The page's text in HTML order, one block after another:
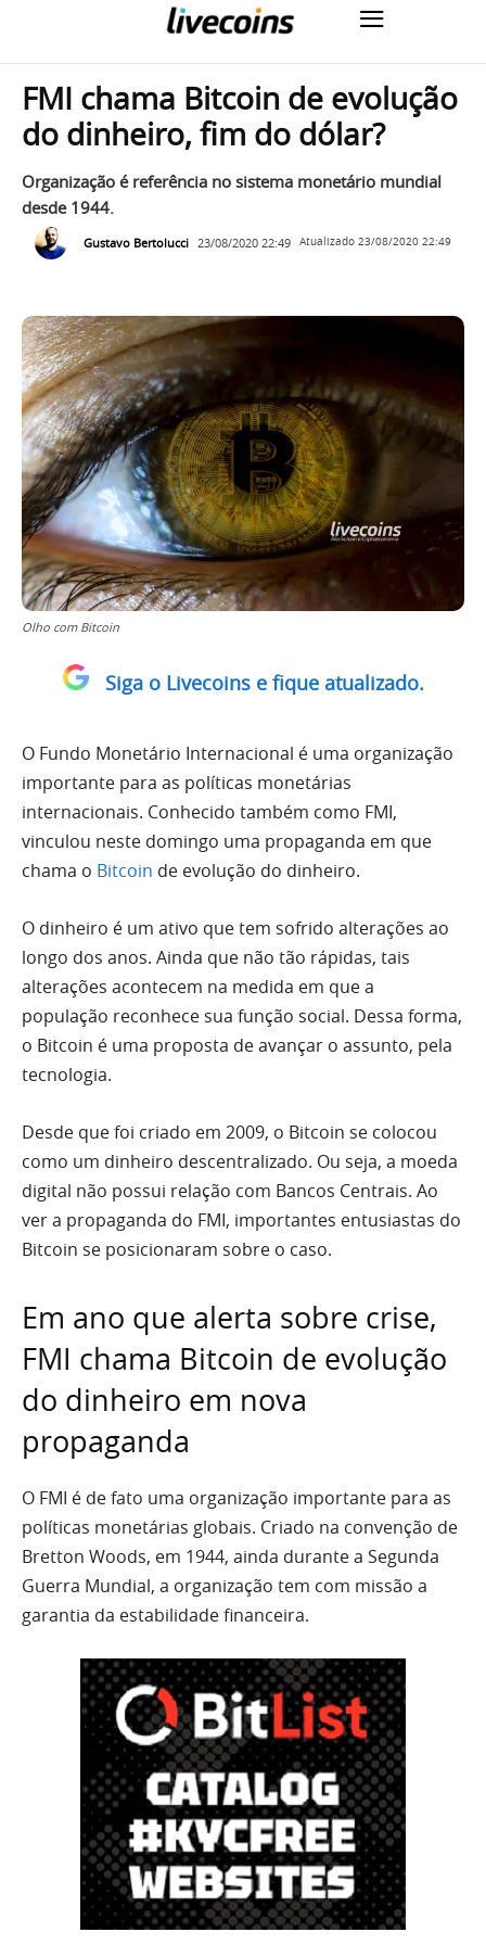
FMI chama Bitcoin de evolução
do dinheiro, fim do dólar?
Organização é referência no sistema monetário mundial
desde 1944.
Gustavo Bertolucci 23/08/2020 22:49 Atualizado 23/08/2020 22:49
Olho com Bitcoin
Siga o Livecoins e fique atualizado.
O Fundo Monetário Internacional é uma organização
importante para as políticas monetárias
internacionais. Conhecido também como FMI,
vinculou neste domingo uma propaganda em que
chama o Bitcoin de evolução do dinheiro.
O dinheiro é um ativo que tem sofrido alterações ao
longo dos anos. Ainda que não tão rápidas, tais
alterações acontecem na medida em que a
população reconhece sua função social. Dessa forma,
o Bitcoin é uma proposta de avançar o assunto, pela
tecnologia.
Desde que foi criado em 2009, o Bitcoin se colocou
como um dinheiro descentralizado. Ou seja, a moeda
digital não possui relação com Bancos Centrais. Ao
ver a propaganda do FMI, importantes entusiastas do
Bitcoin se posicionaram sobre o caso.
Em ano que alerta sobre crise,
FMI chama Bitcoin de evolução
do dinheiro em nova
propaganda
O FMI é de fato uma organização importante para as
políticas monetárias globais. Criado na convenção de
Bretton Woods, em 1944, ainda durante a Segunda
Guerra Mundial, a organização tem com missão a
garantia da estabilidade financeira.